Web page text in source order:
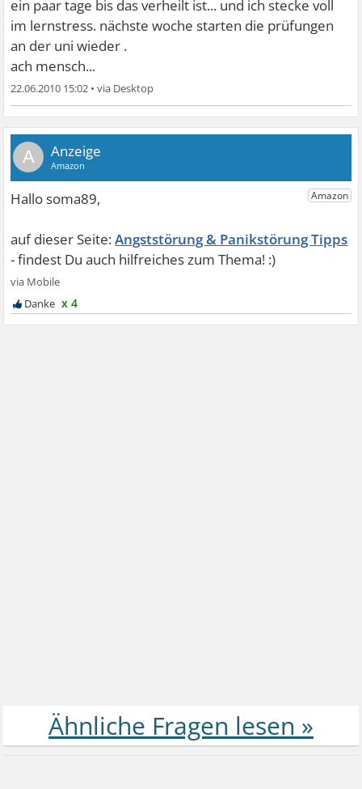
ein paar tage bis das verheilt ist... und ich stecke voll
im lernstress. nächste woche starten die prüfungen
an der uni wieder .
ach mensch...
22.06.2010 15:02 •
A
Angststörung & Panikstörung Tipps
x 4